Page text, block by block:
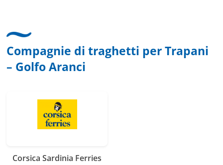
Compagnie di traghetti per Trapani
– Golfo Aranci
Corsica Sardinia Ferries